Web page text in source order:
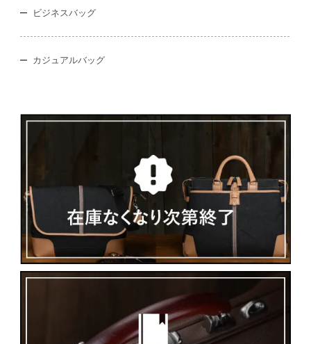
ビジネスバッグ
カジュアルバッグ